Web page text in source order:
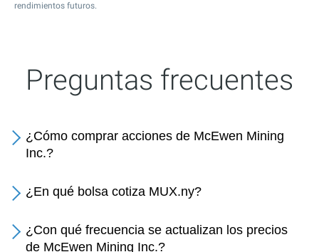
rendimientos futuros.
Preguntas frecuentes
¿Cómo comprar acciones de McEwen Mining
Inc.?
¿En qué bolsa cotiza MUX.ny?
¿Con qué frecuencia se actualizan los precios
de McEwen Mining Inc.?